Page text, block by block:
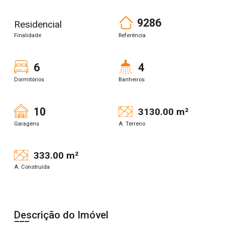
Residencial
Finalidade
9286
Referência
6
Dormitórios
4
Banheiros
10
Garagens
3130.00 m²
A. Terreno
333.00 m²
A. Construída
Descrição do Imóvel